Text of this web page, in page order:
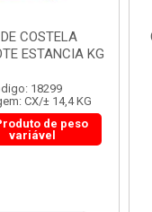
CONG B PUL
KG
19965
CX/± 18,36 KG
de peso
variável